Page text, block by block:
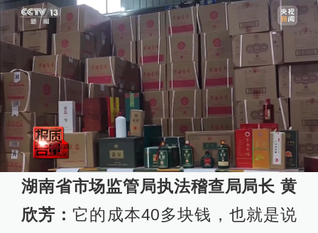
湖南省市场监管局执法稽查局局长 黄
欣芳： 它的成本40多块钱，也就是说